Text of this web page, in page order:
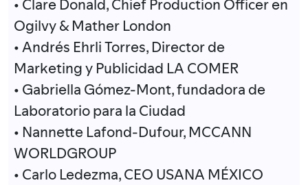
• Clare Donald, Chief Production Officer en
Ogilvy & Mather London
• Andrés Ehrli Torres, Director de
Marketing y Publicidad LA COMER
• Gabriella Gómez-Mont, fundadora de
Laboratorio para la Ciudad
• Nannette Lafond-Dufour, MCCANN
WORLDGROUP
• Carlo Ledezma, CEO USANA MÉXICO